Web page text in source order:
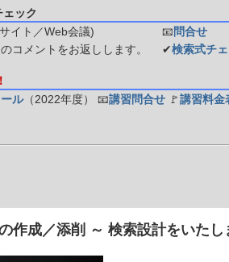
ック
イト／Web会議)
📧 問合せ
コメントをお返しします。
✔検索式チ
ル（2022年度） 📧講習問合せ 🚩 講習料金
作成／添削 ～ 検索設計をいたし